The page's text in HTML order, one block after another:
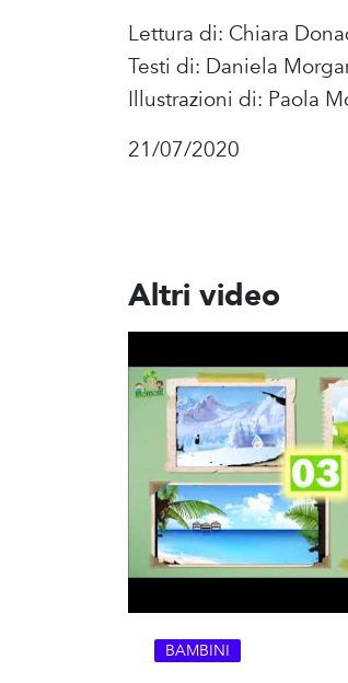
Lettura di: Chiara
Testi di: Daniela
Illustrazioni di: Paola
21/07/2020
Altri video
BAMBINI